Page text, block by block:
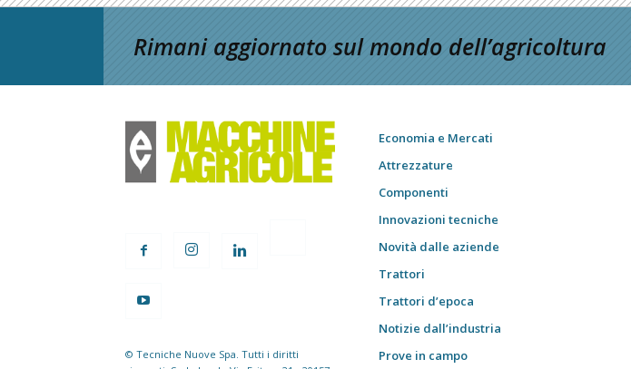
Rimani aggiornato sul mondo dell’agricoltura
© Tecniche Nuove Spa. Tutti i diritti
Economia e Mercati
Attrezzature
Componenti
Innovazioni tecniche
Novità dalle aziende
Trattori
Trattori d’epoca
Notizie dall’industria
Prove in campo